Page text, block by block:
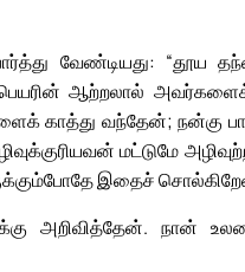
வேண்டியது: “தூய
ஆற்றலால்
காத்து வந்தேன்; நன்கு
மட்டுமே
இதைச்
அறிவித்தேன். நான்